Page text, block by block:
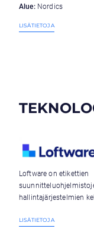
Alue:Nordics
LISÄTIETOJA
Loftware on etikettien
hallintajärjestelmien
LISÄTIETOJA